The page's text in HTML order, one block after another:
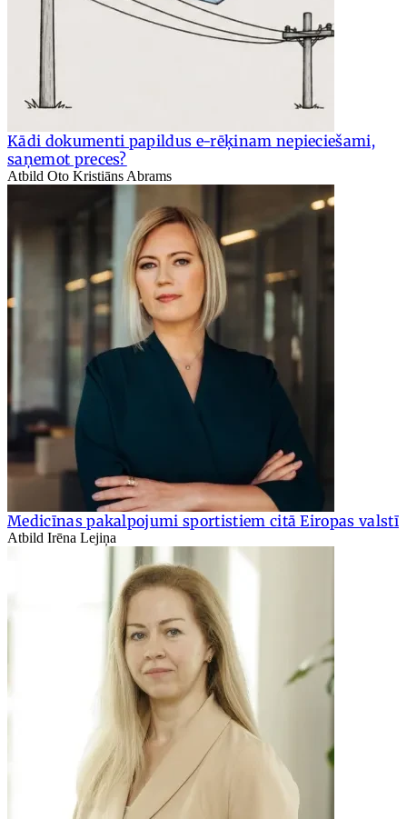
Kādi dokumenti papildus e-rēķinam nepieciešami,
saņemot preces?
Atbild Oto Kristiāns Abrams
Medicīnas pakalpojumi sportistiem citā Eiropas valstī
Atbild Irēna Lejiņa